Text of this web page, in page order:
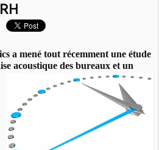
a mené tout récemment une étude
acoustique des bureaux et un